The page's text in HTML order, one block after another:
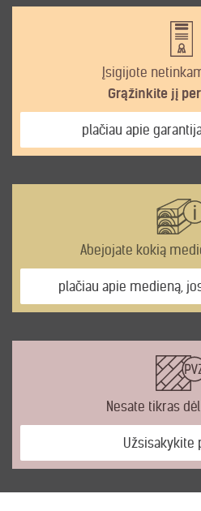
Įsigijote
Grąžinkite jį
plačiau apie
Abejojate kokią
plačiau apie medieną,
Nesate tikras
Užsisakykite